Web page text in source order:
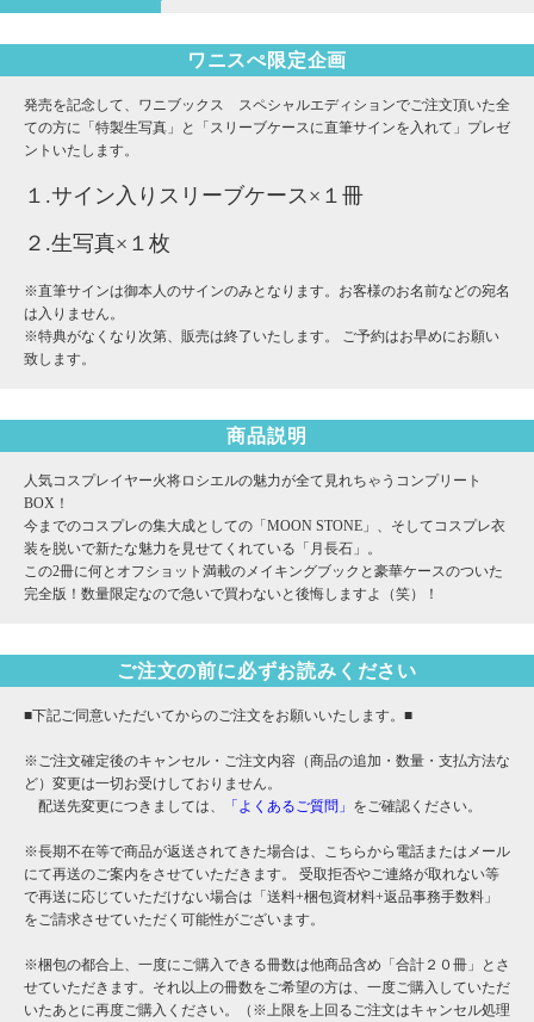
ワニスぺ限定企画
発売を記念して、ワニブックス スペシャルエディションでご注文頂いた全
ての方に「特製生写真」と「スリーブケースに直筆サインを入れて」プレゼ
ントいたします。
１.サイン入りスリーブケース×１冊
２.生写真×１枚
※直筆サインは御本人のサインのみとなります。お客様のお名前などの宛名
は入りません。
※特典がなくなり次第、販売は終了いたします。 ご予約はお早めにお願い
致します。
商品説明
人気コスプレイヤー火将ロシエルの魅力が全て見れちゃうコンプリート
BOX！
今までのコスプレの集大成としての「MOON STONE」、そしてコスプレ衣
装を脱いで新たな魅力を見せてくれている「月長石」。
この2冊に何とオフショット満載のメイキングブックと豪華ケースのついた
完全版！数量限定なので急いで買わないと後悔しますよ（笑）！
ご注文の前に必ずお読みください
■下記ご同意いただいてからのご注文をお願いいたします。■
※ご注文確定後のキャンセル・ご注文内容（商品の追加・数量・支払方法な
ど）変更は一切お受けしておりません。
配送先変更につきましては、
「よくあるご質問」 をご確認ください。
※長期不在等で商品が返送されてきた場合は、こちらから電話またはメール
にて再送のご案内をさせていただきます。 受取拒否やご連絡が取れない等
で再送に応じていただけない場合は「送料+梱包資材料+返品事務手数料」
をご請求させていただく可能性がございます。
※梱包の都合上、一度にご購入できる冊数は他商品含め「合計２０冊」とさ
せていただきます。それ以上の冊数をご希望の方は、一度ご購入していただ
いたあとに再度ご購入ください。（※上限を上回るご注文はキャンセル処理